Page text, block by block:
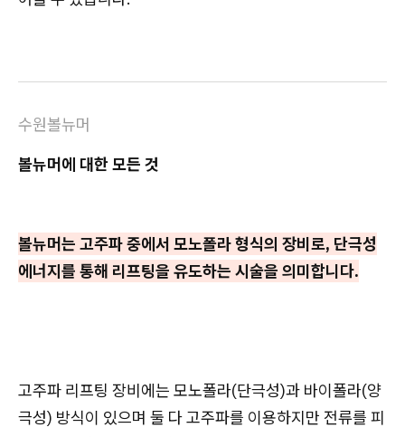
수원볼뉴머
볼뉴머에 대한 모든 것
볼뉴머는 고주파 중에서 모노폴라 형식의 장비로, 단극성
에너지를 통해 리프팅을 유도하는 시술을 의미합니다.
고주파 리프팅 장비에는 모노폴라(단극성)과 바이폴라(양
극성) 방식이 있으며 둘 다 고주파를 이용하지만 전류를 피